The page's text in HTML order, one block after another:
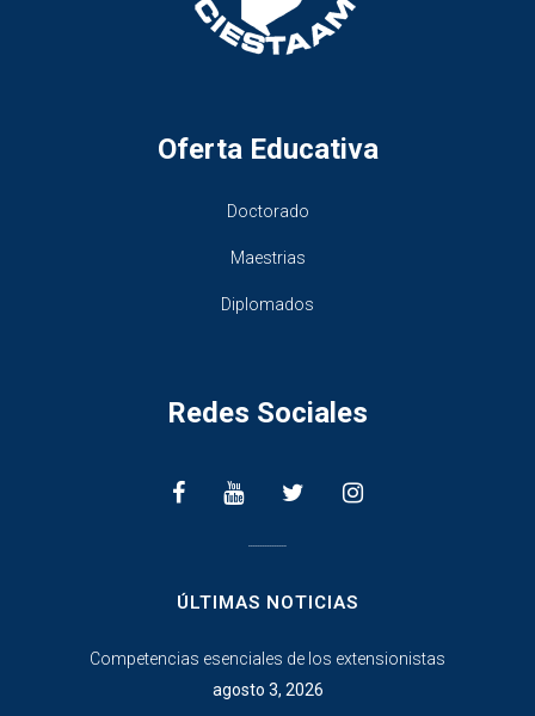
Oferta Educativa
Doctorado
Maestrias
Diplomados
Redes Sociales
ÚLTIMAS NOTICIAS
Competencias esenciales de los extensionistas
agosto 3, 2026